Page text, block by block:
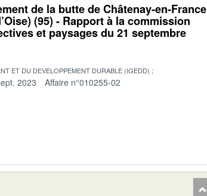
de la butte de Châtenay-en-France
(95) - Rapport à la commission
et paysages du 21 septembre
ET DU DEVELOPPEMENT DURABLE (IGEDD)
2023 Affaire n°010255-02